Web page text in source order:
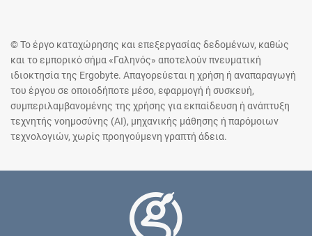
© Το έργο καταχώρησης και επεξεργασίας δεδομένων, καθώς
και το εμπορικό σήμα «Γαληνός» αποτελούν πνευματική
ιδιοκτησία της Ergobyte. Απαγορεύεται η χρήση ή αναπαραγωγή
του έργου σε οποιοδήποτε μέσο, εφαρμογή ή συσκευή,
συμπεριλαμβανομένης της χρήσης για εκπαίδευση ή ανάπτυξη
τεχνητής νοημοσύνης (AI), μηχανικής μάθησης ή παρόμοιων
τεχνολογιών, χωρίς προηγούμενη γραπτή άδεια.